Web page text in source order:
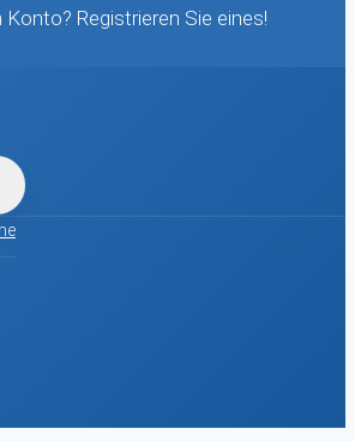
Registrieren Sie eines!